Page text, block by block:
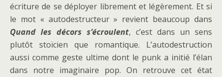
écriture de se déployer librement et légèrement. Et si
le mot « autodestructeur » revient beaucoup dans
Quand les décors s’écroulent, c’est dans un sens
plutôt stoïcien que romantique. L’autodestruction
aussi comme geste ultime dont le punk a initié l’élan
dans notre imaginaire pop. On retrouve cet état